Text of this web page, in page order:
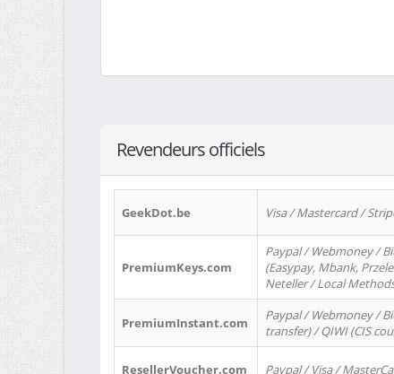
Revendeurs officiels
GeekDot.be Visa / Mastercard /
PremiumKeys.com
Paypal / Webmoney /
(Easypay, Mbank,
Neteller / Local
PremiumInstant.com
Paypal / Webmoney /
transfer) / QIWI (CIS
ResellerVoucher.com Paypal / Visa /